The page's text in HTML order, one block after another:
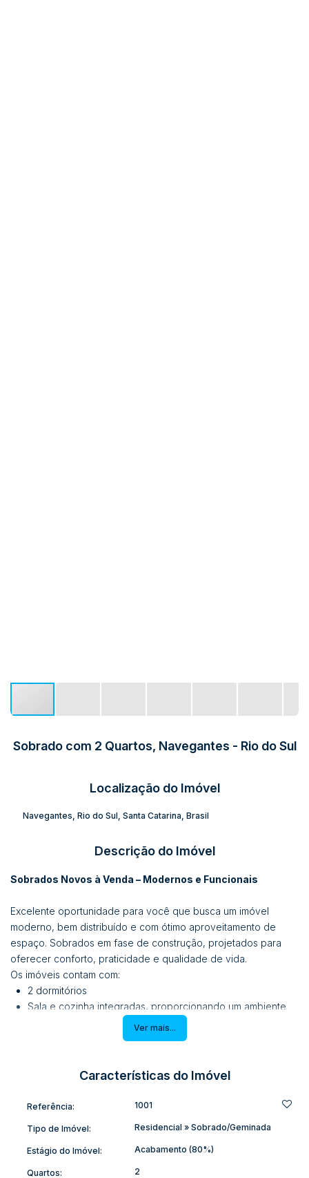
Sobrado com 2 Quartos, Navegantes - Rio do Sul
Localização do Imóvel
Navegantes, Rio do Sul, Santa Catarina, Brasil
Descrição do Imóvel
Sobrados Novos à Venda – Modernos e Funcionais
Excelente oportunidade para você que busca um imóvel
moderno, bem distribuído e com ótimo aproveitamento de
espaço. Sobrados em fase de construção, projetados para
oferecer conforto, praticidade e qualidade de vida.
Os imóveis contam com:
2 dormitórios
Sala e cozinha integradas, proporcionando um ambiente
Fundo com amplo espaço, ideal para área gourmet, jardim
O empreendimento possui 3 unidades disponíveis
460.000,00
Unidade central
com área total de83,29 m²
Ver mais...
Características do Imóvel
Referência: 1001
Tipo de Imóvel: Residencial » Sobrado/Geminada
Estágio do Imóvel: Acabamento (80%)
Quartos: 2